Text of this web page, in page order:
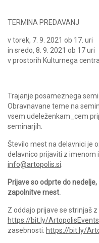
TERMINA PREDAVANJ
v torek, 7. 9. 2021 ob 17. uri
in sredo, 8. 9. 2021 ob 17 uri
v prostorih Kulturnega centra
Trajanje posameznega
Obravnavane teme na
vsem udeleženkam_cem
seminarjih.
Število mest na delavnici je
delavnico prijaviti z imenom
info@artopolis.si
Prijave so odprte do
zapolnitve mest.
Z oddajo prijave se strinjaš
https://bit.ly/ArtopolisEvents
zasebnosti: https://bit.ly/